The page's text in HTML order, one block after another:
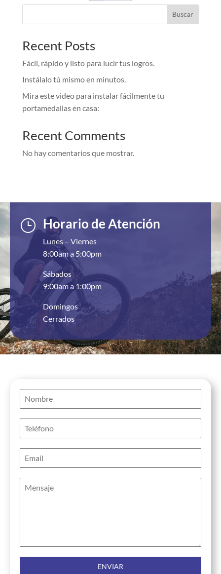
Buscar
Recent Posts
Fácil, rápido y listo para lucir tus logros.
Instálalo tú mismo en minutos.
Mira este video para instalar fácilmente tu
portamedallas en casa:
Recent Comments
No hay comentarios que mostrar.
} Horario de Atención
Lunes – Viernes
8:00am a 5:00pm
Sábados
9:00am a 1:00pm
Domingos
Cerrados
ENVIAR